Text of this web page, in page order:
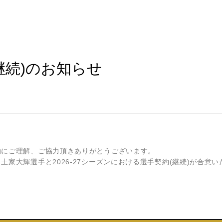
続)のお知らせ
ご理解、ご協⼒頂きありがとうございます。
家大輝選⼿と2026-27シーズンにおける選⼿契約(継続)が合意い